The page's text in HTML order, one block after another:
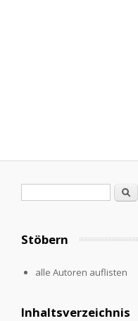
Suche
Stöbern
alle Autoren auflisten
Inhaltsverzeichnis